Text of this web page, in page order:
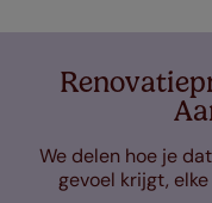
We delen hoe je
gevoel krijgt,